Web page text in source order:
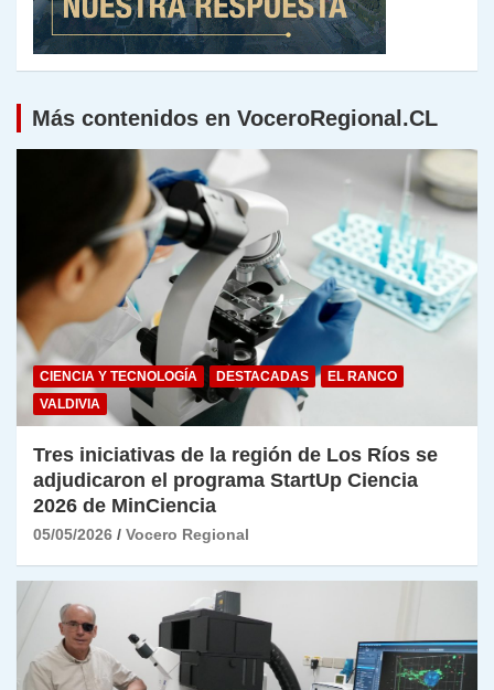
Más contenidos en VoceroRegional.CL
CIENCIA Y TECNOLOGÍA DESTACADAS
EL RANCO
VALDIVIA
Tres iniciativas de la región de Los Ríos se
adjudicaron el programa StartUp Ciencia
2026 de MinCiencia
05/05/2026 Vocero Regional